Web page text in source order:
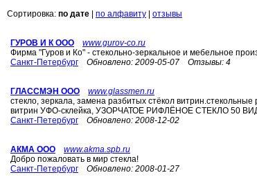
Сортировка: по дате по алфавиту отзывы
ГУРОВ И К ООО
www.gurov-co.ru
Фирма "Гуров и Ко" - стекольно-зеркальное и мебельное
Санкт-Петербург
Обновлено: 2009-05-07 Отзывы: 4
ГЛАСCМЭН ООО
www.glassmen.ru
стекло, зеркала, замена разбитых стёкол
витрин УФО-склейка, УЗОРЧАТОЕ РИФЛЁНОЕ СТЕКЛО 50
Санкт-Петербург
Обновлено: 2008-12-02
АКМА ООО
www.akma.spb.ru
Добро пожаловать в мир стекла!
Санкт-Петербург
Обновлено: 2008-01-27